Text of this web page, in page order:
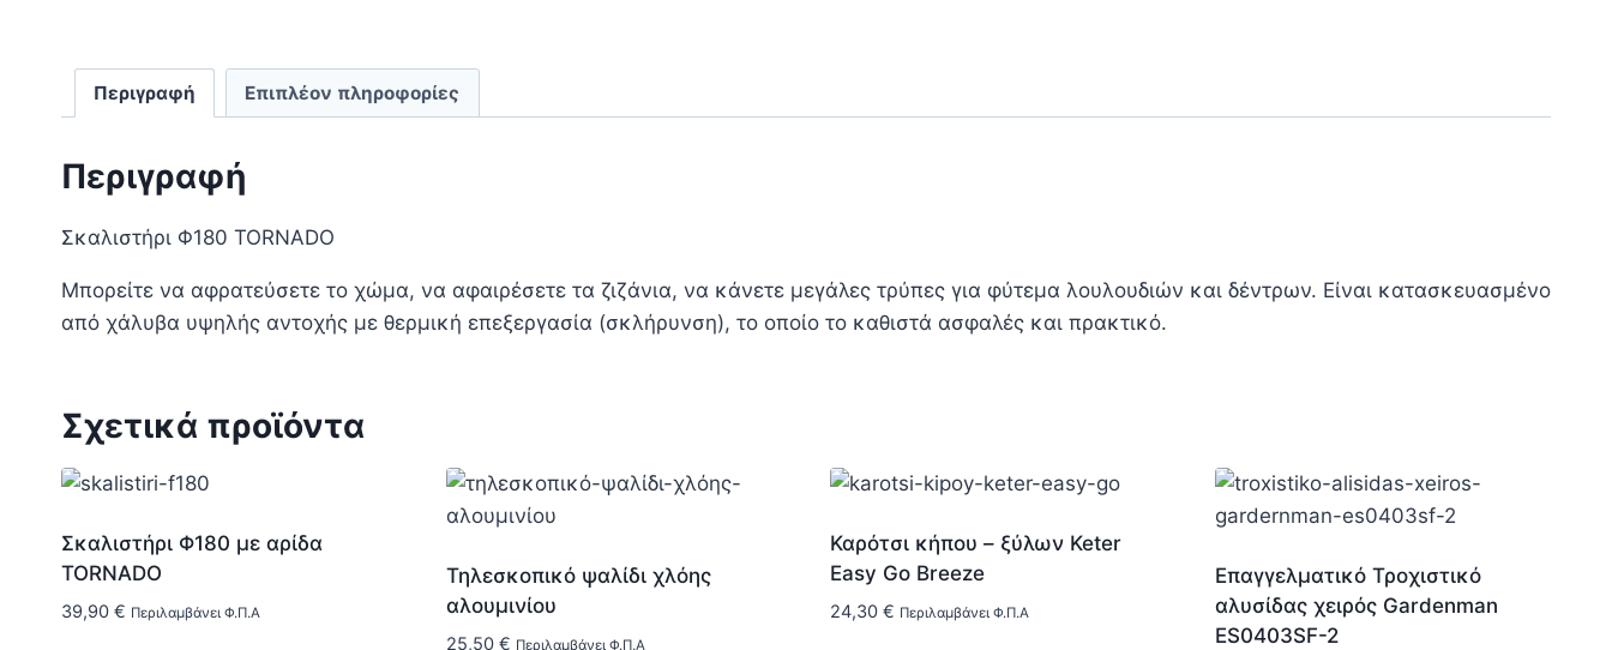
Περιγραφή Επιπλέον πληροφορίες
Περιγραφή
Σκαλιστήρι Φ180 TORNADO
Μπορείτε να αφρατεύσετε το χώμα, να αφαιρέσετε τα ζιζάνια, να κάνετε μεγάλες τρύπες για φύτεμα λουλουδιών και δέντρων. Είναι κατασκευασμένο
από χάλυβα υψηλής αντοχής με θερμική επεξεργασία (σκλήρυνση), το οποίο το καθιστά ασφαλές και πρακτικό.
Σχετικά προϊόντα
Σκαλιστήρι Φ180 με αρίδα
TORNADO
39,90 € Περιλαμβάνει Φ.Π.Α
Τηλεσκοπικό ψαλίδι χλόης
αλουμινίου
25,50 € Περιλαμβάνει Φ.Π.Α
Καρότσι κήπου – ξύλων Keter
Easy Go Breeze
24,30 € Περιλαμβάνει Φ.Π.Α
Επαγγελματικό Τροχιστικό
αλυσίδας χειρός Gardenman
ES0403SF-2